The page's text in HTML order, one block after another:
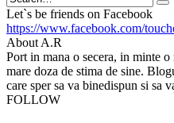
Let`s be friends on Facebook
https://www.facebook.com/
About A.R
Port in mana o secera, in minte
mare doza de stima de sine.
care sper sa va binedispun si sa
FOLLOW